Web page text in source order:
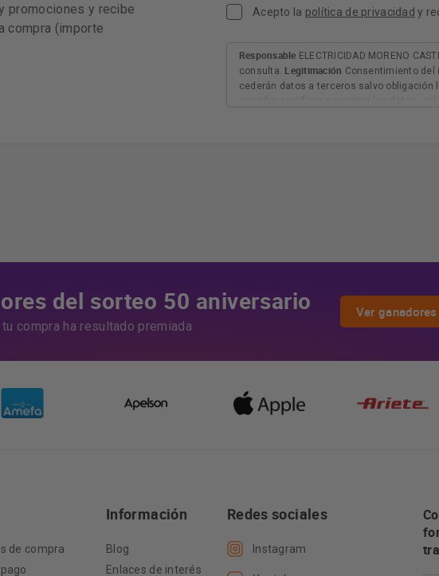
promociones y recibe
compra (importe
Acepto la política de privacidad y
Responsable ELECTRICIDAD MORENO
consulta. Legitimación Consentimiento del
cederán datos a terceros salvo obligación
del sorteo 50 aniversario
compra ha resultado premiada
Ver ganadores
de compra
Información
Blog
Enlaces de interés
Redes sociales
Instagram